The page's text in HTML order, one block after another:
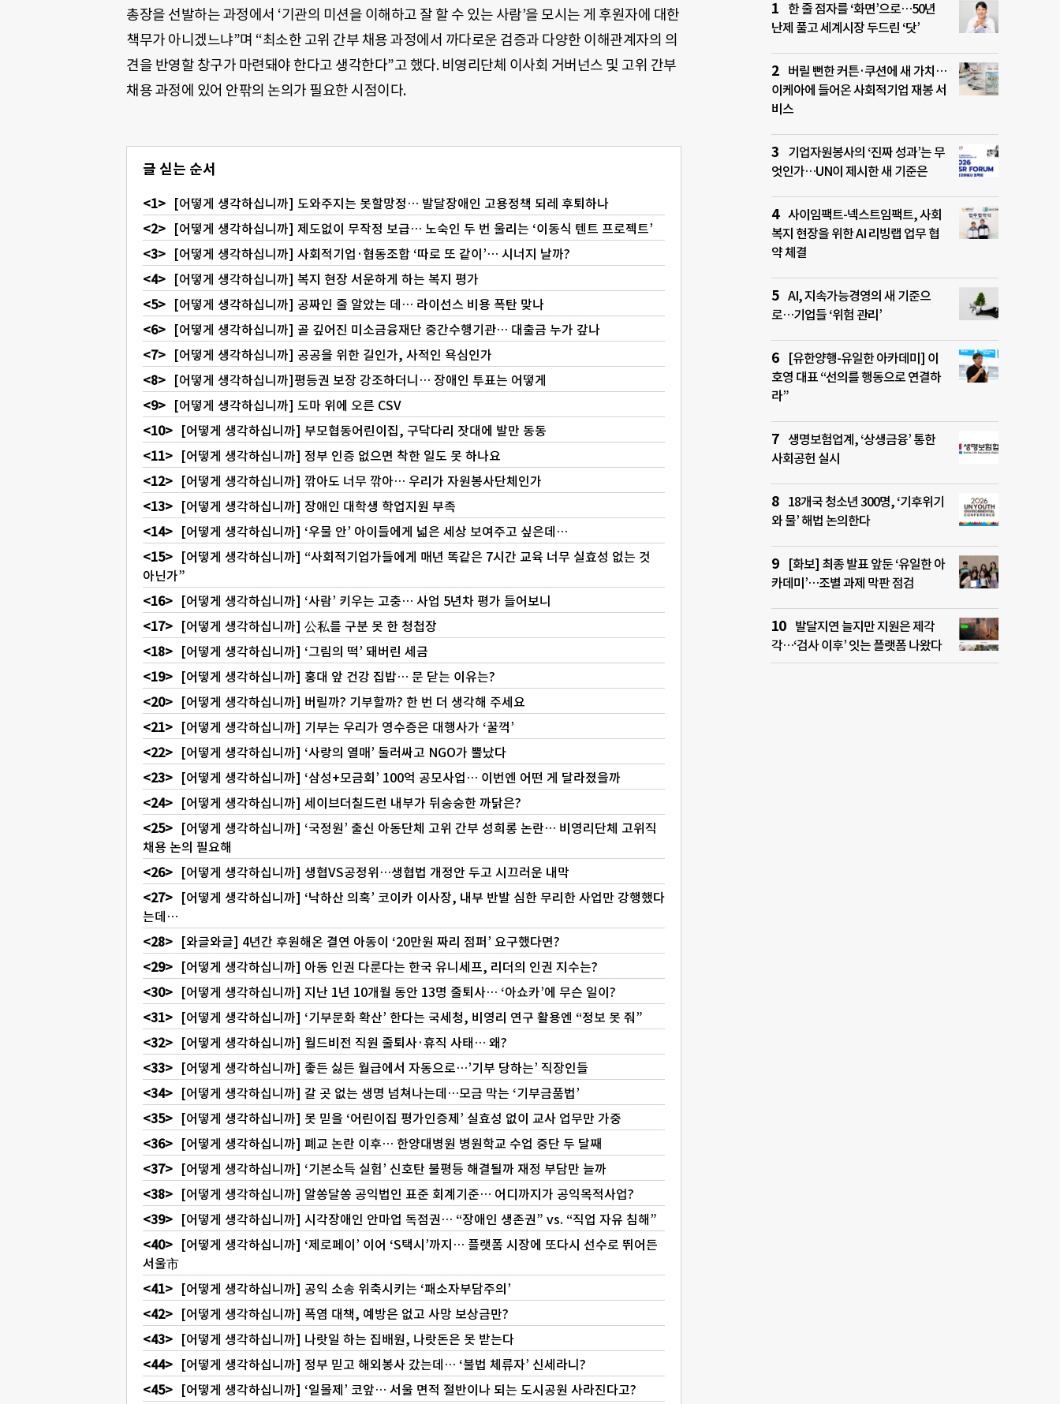
총장을 선발하는 과정에서 ‘기관의 미션을 이해하고 잘 할 수 있는 사람’을 모시는 게 후원자에 대한
책무가 아니겠느냐”며 “최소한 고위 간부 채용 과정에서 까다로운 검증과 다양한 이해관계자의 의
견을 반영할 창구가 마련돼야 한다고 생각한다”고 했다. 비영리단체 이사회 거버넌스 및 고위 간부
채용 과정에 있어 안팎의 논의가 필요한 시점이다.
글 싣는 순서
[어떻게 생각하십니까] 도와주지는 못할망정… 발달장애인 고용정책 되레 후퇴하나
[어떻게 생각하십니까] 제도없이 무작정 보급… 노숙인 두 번 울리는 ‘이동식 텐트 프로젝트’
[어떻게 생각하십니까] 사회적기업·협동조합 ‘따로 또 같이’… 시너지 날까?
[어떻게 생각하십니까] 복지 현장 서운하게 하는 복지 평가
[어떻게 생각하십니까] 공짜인 줄 알았는 데… 라이선스 비용 폭탄 맞나
[어떻게 생각하십니까] 골 깊어진 미소금융재단 중간수행기관… 대출금 누가 갚나
[어떻게 생각하십니까] 공공을 위한 길인가, 사적인 욕심인가
[어떻게 생각하십니까]평등권 보장 강조하더니… 장애인 투표는 어떻게
[어떻게 생각하십니까] 도마 위에 오른 CSV
[어떻게 생각하십니까] 부모협동어린이집, 구닥다리 잣대에 발만 동동
[어떻게 생각하십니까] 정부 인증 없으면 착한 일도 못 하나요
[어떻게 생각하십니까] 깎아도 너무 깎아… 우리가 자원봉사단체인가
[어떻게 생각하십니까] 장애인 대학생 학업지원 부족
[어떻게 생각하십니까] ‘우물 안’ 아이들에게 넓은 세상 보여주고 싶은데…
[어떻게 생각하십니까] “사회적기업가들에게 매년 똑같은 7시간 교육 너무 실효성 없는 것
아닌가”
[어떻게 생각하십니까] ‘사람’ 키우는 고충… 사업 5년차 평가 들어보니
[어떻게 생각하십니까] 公私를 구분 못 한 청첩장
[어떻게 생각하십니까] ‘그림의 떡’ 돼버린 세금
[어떻게 생각하십니까] 홍대 앞 건강 집밥… 문 닫는 이유는?
[어떻게 생각하십니까] 버릴까? 기부할까? 한 번 더 생각해 주세요
[어떻게 생각하십니까] 기부는 우리가 영수증은 대행사가 ‘꿀꺽’
[어떻게 생각하십니까] ‘사랑의 열매’ 둘러싸고 NGO가 뿔났다
[어떻게 생각하십니까] ‘삼성+모금회’ 100억 공모사업… 이번엔 어떤 게 달라졌을까
[어떻게 생각하십니까] 세이브더칠드런 내부가 뒤숭숭한 까닭은?
[어떻게 생각하십니까] ‘국정원’ 출신 아동단체 고위 간부 성희롱 논란… 비영리단체 고위직
채용 논의 필요해
[어떻게 생각하십니까] 생협VS공정위…생협법 개정안 두고 시끄러운 내막
[어떻게 생각하십니까] ‘낙하산 의혹’ 코이카 이사장, 내부 반발 심한 무리한 사업만 강행했다
는데…
[와글와글] 4년간 후원해온 결연 아동이 ‘20만원 짜리 점퍼’ 요구했다면?
[어떻게 생각하십니까] 아동 인권 다룬다는 한국 유니세프, 리더의 인권 지수는?
[어떻게 생각하십니까] 지난 1년 10개월 동안 13명 줄퇴사… ‘아쇼카’에 무슨 일이?
[어떻게 생각하십니까] ‘기부문화 확산’ 한다는 국세청, 비영리 연구 활용엔 “정보 못 줘”
[어떻게 생각하십니까] 월드비전 직원 줄퇴사·휴직 사태… 왜?
[어떻게 생각하십니까] 좋든 싫든 월급에서 자동으로…’기부 당하는’ 직장인들
[어떻게 생각하십니까] 갈 곳 없는 생명 넘쳐나는데…모금 막는 ‘기부금품법’
[어떻게 생각하십니까] 못 믿을 ‘어린이집 평가인증제’ 실효성 없이 교사 업무만 가중
[어떻게 생각하십니까] 폐교 논란 이후… 한양대병원 병원학교 수업 중단 두 달째
[어떻게 생각하십니까] ‘기본소득 실험’ 신호탄 불평등 해결될까 재정 부담만 늘까
[어떻게 생각하십니까] 알쏭달쏭 공익법인 표준 회계기준… 어디까지가 공익목적사업?
[어떻게 생각하십니까] 시각장애인 안마업 독점권… “장애인 생존권” vs. “직업 자유 침해”
[어떻게 생각하십니까] ‘제로페이’ 이어 ‘S택시’까지… 플랫폼 시장에 또다시 선수로 뛰어든
서울市
[어떻게 생각하십니까] 공익 소송 위축시키는 ‘패소자부담주의’
[어떻게 생각하십니까] 폭염 대책, 예방은 없고 사망 보상금만?
[어떻게 생각하십니까] 나랏일 하는 집배원, 나랏돈은 못 받는다
[어떻게 생각하십니까] 정부 믿고 해외봉사 갔는데… ‘불법 체류자’ 신세라니?
[어떻게 생각하십니까] ‘일몰제’ 코앞… 서울 면적 절반이나 되는 도시공원 사라진다고?
한 줄 점자를 ‘화면’으로…50년
난제 풀고 세계시장 두드린 ‘닷’
버릴 뻔한 커튼·쿠션에 새 가치…
이케아에 들어온 사회적기업 재봉 서
비스
기업자원봉사의 ‘진짜 성과’는 무
엇인가…UN이 제시한 새 기준은
사이임팩트-넥스트임팩트, 사회
복지 현장을 위한 AI 리빙랩 업무 협
약 체결
AI, 지속가능경영의 새 기준으
로…기업들 ‘위험 관리’
[유한양행-유일한 아카데미] 이
호영 대표 “선의를 행동으로 연결하
라”
생명보험업계, ‘상생금융’ 통한
사회공헌 실시
18개국 청소년 300명, ‘기후위기
와 물’ 해법 논의한다
[화보] 최종 발표 앞둔 ‘유일한 아
카데미’…조별 과제 막판 점검
발달지연 늘지만 지원은 제각
각…‘검사 이후’ 잇는 플랫폼 나왔다